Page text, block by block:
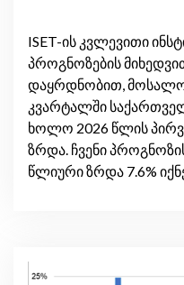
ISET-ის კვლევითი
პროგნოზების
დაყრდნობით,
კვარტალში
ხოლო 2026 წლის
ზრდა. ჩვენი
წლიური ზრდა 7.6%